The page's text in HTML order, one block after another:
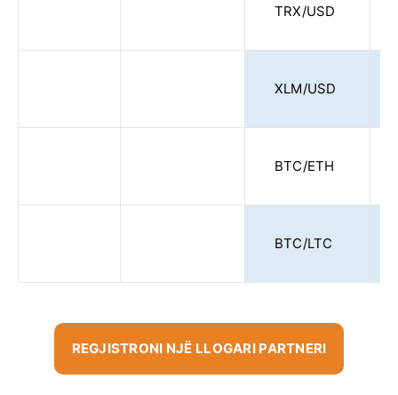
TRX/USD
XLM/USD
BTC/ETH
BTC/LTC
REGJISTRONI NJË LLOGARI PARTNERI